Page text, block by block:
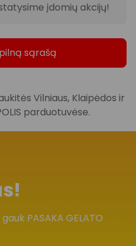
Apply categories
sąrašą
įdomių akcijų!
Vilniaus, Klaipėdos ir
parduotuvėse.
PASAKA GELATO